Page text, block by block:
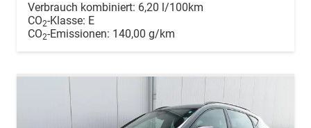
Verbrauch kombiniert: 6,20 l/100km
CO2-Klasse: E
CO2-Emissionen: 140,00 g/km